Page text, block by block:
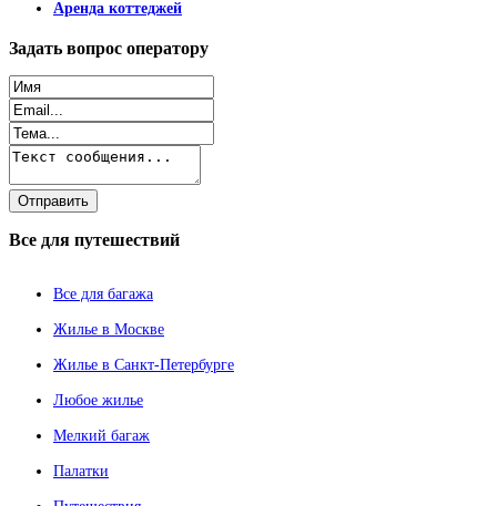
Аренда коттеджей
Задать вопрос оператору
Все для путешествий
Все для багажа
Жилье в Москве
Жилье в Санкт-Петербурге
Любое жилье
Мелкий багаж
Палатки